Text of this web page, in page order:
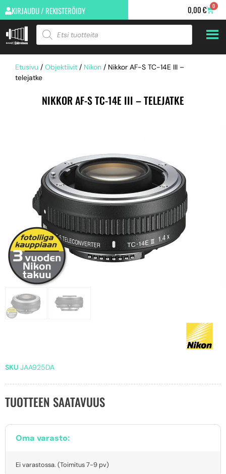
KIRJAUDU / REKISTERÖIDY 0,00€ 0
Etusivu / Objektiivit / Nikon / Nikkor AF-S TC-14E III –
telejatke
NIKKOR AF-S TC-14E III – TELEJATKE
SKU JAA925DA
TUOTTEEN SAATAVUUS
Oma varasto:
Ei varastossa. (Toimitus 7-9 pv)